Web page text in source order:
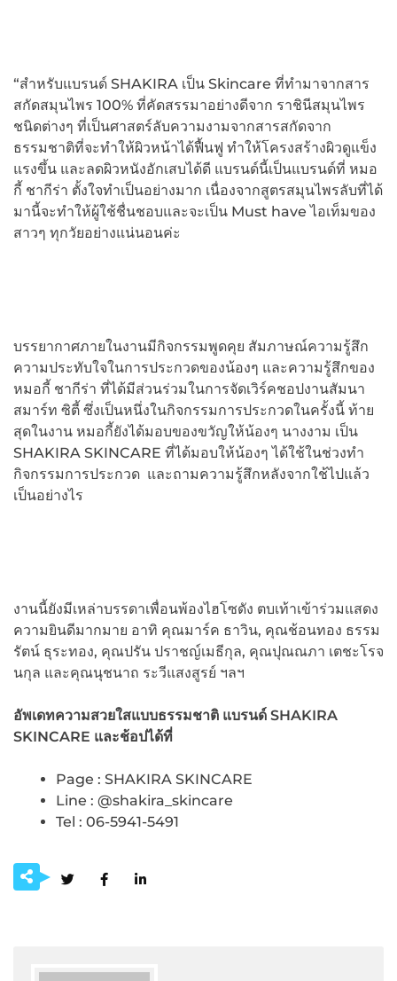
“สำหรับแบรนด์ SHAKIRA เป็น Skincare ที่ทำมาจากสาร
สกัดสมุนไพร 100% ที่คัดสรรมาอย่างดีจาก ราชินีสมุนไพร
ชนิดต่างๆ ที่เป็นศาสตร์ลับความงามจากสารสกัดจาก
ธรรมชาติที่จะทำให้ผิวหน้าได้ฟื้นฟู ทำให้โครงสร้างผิวดูแข็ง
แรงขึ้น และลดผิวหนังอักเสบได้ดี แบรนด์นี้เป็นแบรนด์ที่ หมอ
กี้ ชากีร่า ตั้งใจทำเป็นอย่างมาก เนื่องจากสูตรสมุนไพรลับที่ได้
มานี้จะทำให้ผู้ใช้ชื่นชอบและจะเป็น Must have ไอเท็มของ
สาวๆ ทุกวัยอย่างแน่นอนค่ะ
บรรยากาศภายในงานมีกิจกรรมพูดคุย สัมภาษณ์ความรู้สึก
ความประทับใจในการประกวดของน้องๆ และความรู้สึกของ
หมอกี้ ชากีร่า ที่ได้มีส่วนร่วมในการจัดเวิร์คชอปงานสัมนา
สมาร์ท ซิตี้ ซึ่งเป็นหนึ่งในกิจกรรมการประกวดในครั้งนี้ ท้าย
สุดในงาน หมอกี้ยังได้มอบของขวัญให้น้องๆ นางงาม เป็น
SHAKIRA SKINCARE ที่ได้มอบให้น้องๆ ได้ใช้ในช่วงทำ
กิจกรรมการประกวด และถามความรู้สึกหลังจากใช้ไปแล้ว
เป็นอย่างไร
งานนี้ยังมีเหล่าบรรดาเพื่อนพ้องไฮโซดัง ตบเท้าเข้าร่วมแสดง
ความยินดีมากมาย อาทิ คุณมาร์ค ธาวิน, คุณช้อนทอง ธรรม
รัตน์ ธุระทอง, คุณปรัน ปราชญ์เมธีกุล, คุณปุณณภา เตชะโรจ
นกุล และคุณนุชนาถ ระวีแสงสูรย์ ฯลฯ
อัพเดทความสวยใสแบบธรรมชาติ แบรนด์ SHAKIRA
SKINCARE และช้อปได้ที่
Page : SHAKIRA SKINCARE
Line : @shakira_skincare
Tel : 06-5941-5491